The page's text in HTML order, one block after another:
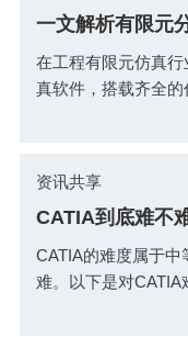
一文解析有限元
在工程有限元仿真
真软件，搭载齐全
资讯共享
CATIA到底难不
CATIA的难度属于中